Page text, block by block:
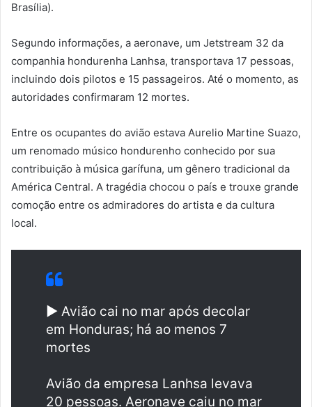
Brasília).
Segundo informações, a aeronave, um Jetstream 32 da
companhia hondurenha Lanhsa, transportava 17 pessoas,
incluindo dois pilotos e 15 passageiros. Até o momento, as
autoridades confirmaram 12 mortes.
Entre os ocupantes do avião estava Aurelio Martine Suazo,
um renomado músico hondurenho conhecido por sua
contribuição à música garífuna, um gênero tradicional da
América Central. A tragédia chocou o país e trouxe grande
comoção entre os admiradores do artista e da cultura
local.
▶️ Avião cai no mar após decolar
em Honduras; há ao menos 7
mortes
Avião da empresa Lanhsa levava
20 pessoas. Aeronave caiu no mar